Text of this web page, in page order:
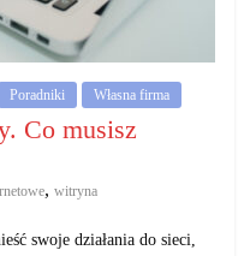
Poradniki Własna firma
Co musisz
, witryna
swoje działania do sieci,